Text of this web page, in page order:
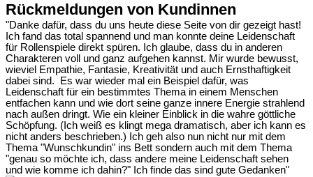
Rückmeldungen von Kundinnen
"Danke dafür, dass du uns heute diese Seite von dir gezeigt hast!
Ich fand das total spannend und man konnte deine Leidenschaft
für Rollenspiele direkt spüren. Ich glaube, dass du in anderen
Charakteren voll und ganz aufgehen kannst. Mir wurde bewusst,
wieviel Empathie, Fantasie, Kreativität und auch Ernsthaftigkeit
dabei sind. Es war wieder mal ein Beispiel dafür, was
Leidenschaft für ein bestimmtes Thema in einem Menschen
entfachen kann und wie dort seine ganze innere Energie strahlend
nach außen dringt. Wie ein kleiner Einblick in die wahre göttliche
Schöpfung. (Ich weiß es klingt mega dramatisch, aber ich kann es
nicht anders beschrieben.) Ich geh also nun nicht nur mit dem
Thema "Wunschkundin" ins Bett sondern auch mit dem Thema
"genau so möchte ich, dass andere meine Leidenschaft sehen
und wie komme ich dahin?" Ich finde das sind gute Gedanken"